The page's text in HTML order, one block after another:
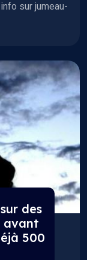
sur jumeau-
des
avant
500